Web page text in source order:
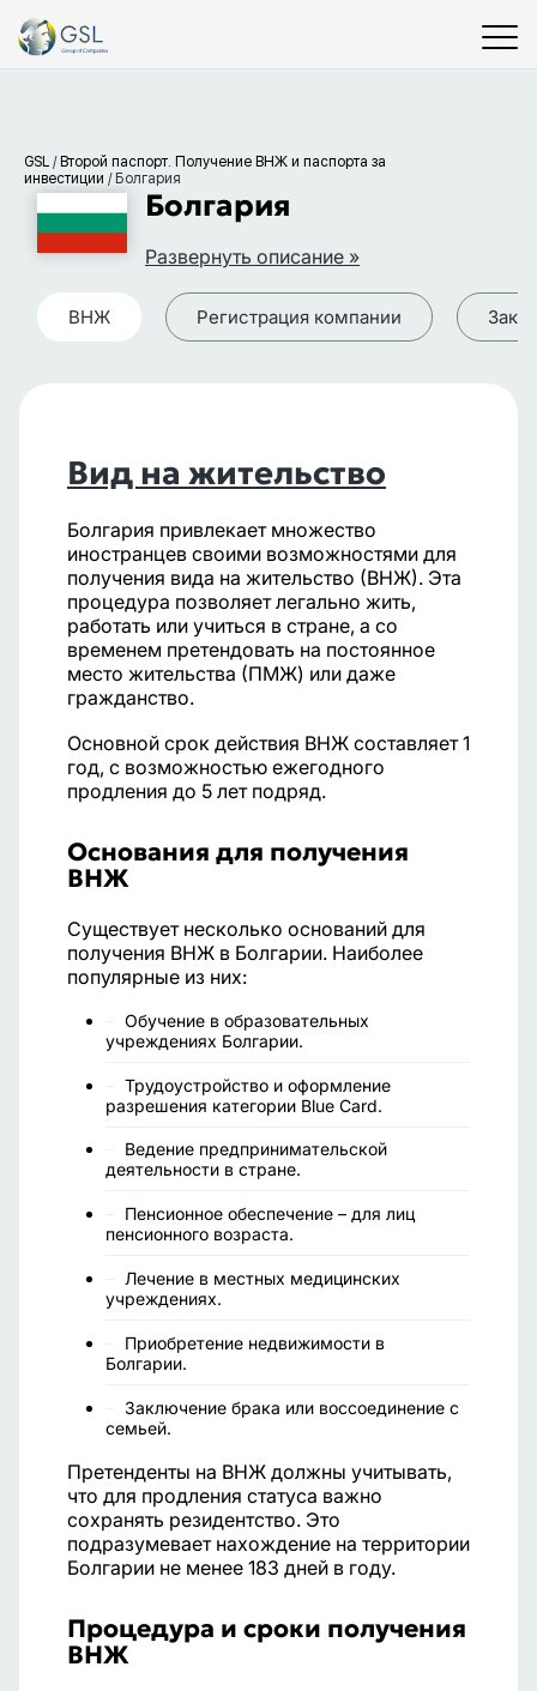
GSL / Второй паспорт. Получение ВНЖ и паспорта за
инвестиции / Болгария
Болгария
Развернуть описание »
Регистрация компании
ВНЖ
Вид на жительство
Болгария привлекает множество
иностранцев своими возможностями для
получения вида на жительство (ВНЖ). Эта
процедура позволяет легально жить,
работать или учиться в стране, а со
временем претендовать на постоянное
место жительства (ПМЖ) или даже
гражданство.
Основной срок действия ВНЖ составляет 1
год, с возможностью ежегодного
продления до 5 лет подряд.
Основания для получения
ВНЖ
Существует несколько оснований для
получения ВНЖ в Болгарии. Наиболее
популярные из них:
Обучение в образовательных
учреждениях Болгарии.
Трудоустройство и оформление
разрешения категории Blue Card.
Ведение предпринимательской
деятельности в стране.
Пенсионное обеспечение – для лиц
пенсионного возраста.
Лечение в местных медицинских
учреждениях.
Приобретение недвижимости в
Болгарии.
Заключение брака или воссоединение с
семьей.
Претенденты на ВНЖ должны учитывать,
что для продления статуса важно
сохранять резидентство. Это
подразумевает нахождение на территории
Болгарии не менее 183 дней в году.
Процедура и сроки получения
ВНЖ